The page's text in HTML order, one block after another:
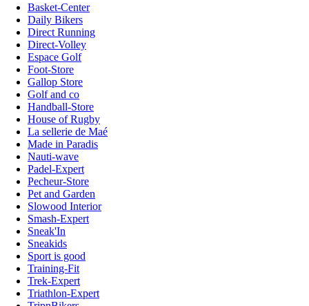
Basket-Center
Daily Bikers
Direct Running
Direct-Volley
Espace Golf
Foot-Store
Gallop Store
Golf and co
Handball-Store
House of Rugby
La sellerie de Maé
Made in Paradis
Nauti-wave
Padel-Expert
Pecheur-Store
Pet and Garden
Slowood Interior
Smash-Expert
Sneak'In
Sneakids
Sport is good
Training-Fit
Trek-Expert
Triathlon-Expert